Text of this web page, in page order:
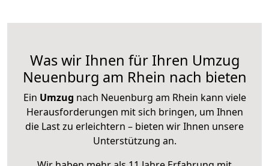
Was wir Ihnen für Ihren Umzug
Neuenburg am Rhein nach bieten
Ein Umzug nach Neuenburg am Rhein kann viele
Herausforderungen mit sich bringen, um Ihnen
die Last zu erleichtern – bieten wir Ihnen unsere
Unterstützung an.